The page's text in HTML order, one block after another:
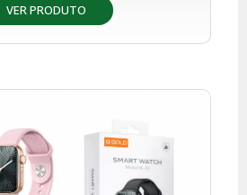
VER PRODUTO